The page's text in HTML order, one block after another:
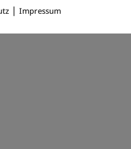
| Impressum